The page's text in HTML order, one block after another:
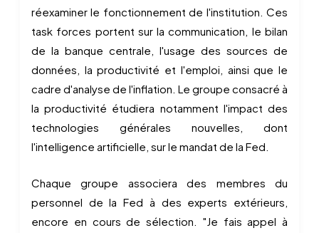
réexaminer le fonctionnement de l'institution. Ces
task forces portent sur la communication, le bilan
de la banque centrale, l'usage des sources de
données, la productivité et l'emploi, ainsi que le
cadre d'analyse de l'inflation. Le groupe consacré à
la productivité étudiera notamment l'impact des
technologies générales nouvelles, dont
l'intelligence artificielle, sur le mandat de la Fed.
Chaque groupe associera des membres du
personnel de la Fed à des experts extérieurs,
encore en cours de sélection. "Je fais appel à